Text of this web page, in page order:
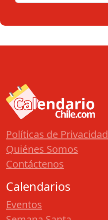
Políticas de Privacidad
Quiénes Somos
Contáctenos
Calendarios
Eventos